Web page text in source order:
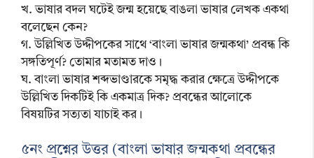
খ. ভাষার বদল ঘটেই জন্ম হয়েছে বাঙলা ভাষার লেখক একথা
বলেছেন কেন?
গ. উল্লিখিত উদ্দীপকের সাথে ‘বাংলা ভাষার জন্মকথা’ প্রবন্ধ কি
সঙ্গতিপূর্ণ? তোমার মতামত দাও।
ঘ. বাংলা ভাষার শব্দভাণ্ডারকে সমৃদ্ধ করার ক্ষেত্রে উদ্দীপকে
উল্লিখিত দিকটিই কি একমাত্র দিক? প্রবন্ধের আলোকে
বিষয়টির সত্যতা যাচাই কর।
৫নং প্রশ্নের উত্তর (বাংলা ভাষার জন্মকথা প্রবন্ধের